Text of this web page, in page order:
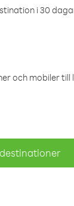
i 30
och mobiler